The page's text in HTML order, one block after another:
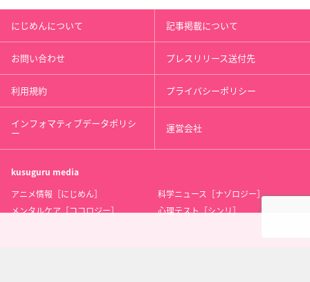
にじめんについて 記事掲載について
お問い合わせ プレスリリース送付先
利用規約 プライバシーポリシー
インフォマティブデータポリシ
ー 運営会社
kusuguru media
アニメ情報［にじめん］
科学ニュース［ナゾロジー］
メンタルケア［ココロジー］
心理テスト［シンリ］